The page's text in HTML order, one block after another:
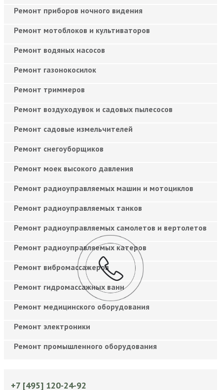
Ремонт приборов ночного видения
Ремонт мотоблоков и культиваторов
Ремонт водяных насосов
Ремонт газонокосилок
Ремонт триммеров
Ремонт воздуходувок и садовых пылесосов
Ремонт садовые измельчителей
Ремонт снегоуборщиков
Ремонт моек высокого давления
Ремонт радиоуправляемых машин и мотоциклов
Ремонт радиоуправляемых танков
Ремонт радиоуправляемых самолетов и вертолетов
Ремонт радиоуправляемых катеров
Ремонт вибромассажеров
Ремонт гидромассажных ванн
Ремонт медицинского оборудования
Ремонт электроники
Ремонт промышленного оборудования
+7 [495] 120-24-92